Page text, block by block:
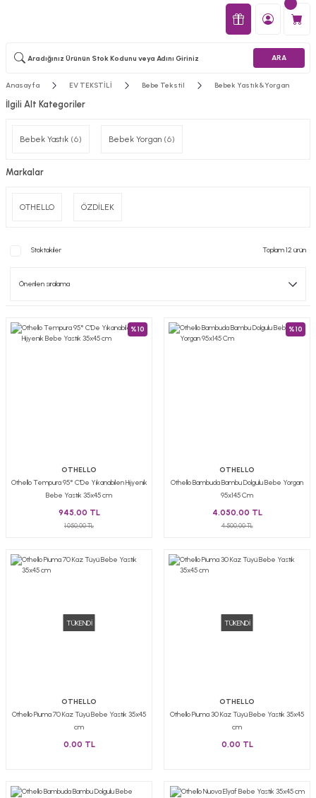
ARA
Anasayfa EV TEKSTİLİ Bebe Tekstil Bebek Yastık&Yorgan
İlgili Alt Kategoriler
Bebek Yastık (6) Bebek Yorgan (6)
Markalar
OTHELLO ÖZDİLEK
Stoktakiler Toplam 12 ürün
%10
OTHELLO
Othello Tempura 95° C'De Yıkanabilen Hijyenik
Bebe Yastık 35x45 cm
945,00 TL
1.050,00 TL
%10
OTHELLO
Othello Bambuda Bambu Dolgulu Bebe Yorgan
95x145 Cm
4.050,00 TL
4.500,00 TL
TÜKENDİ
OTHELLO
Othello Piuma 70 Kaz Tüyü Bebe Yastık 35x45
cm
0,00 TL
TÜKENDİ
OTHELLO
Othello Piuma 30 Kaz Tüyü Bebe Yastık 35x45
cm
0,00 TL